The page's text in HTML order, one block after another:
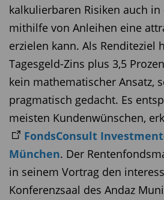
kalkulierbaren Risiken auch in
mithilfe von Anleihen eine
erzielen kann. Als Renditeziel
Tagesgeld-Zins plus 3,5
kein mathematischer Ansatz,
pragmatisch gedacht. Es
meisten Kundenwünschen,
FondsConsult
München. Der
in seinem Vortrag den
Konferenzsaal des Andaz